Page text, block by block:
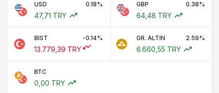
USD 0.18%
47,71 TRY
GBP 0.38%
64,48 TRY
BIST -0.14%
13.779,39 TRY
GR. ALTIN 2.59%
6.660,55 TRY
BTC
0,00 TRY